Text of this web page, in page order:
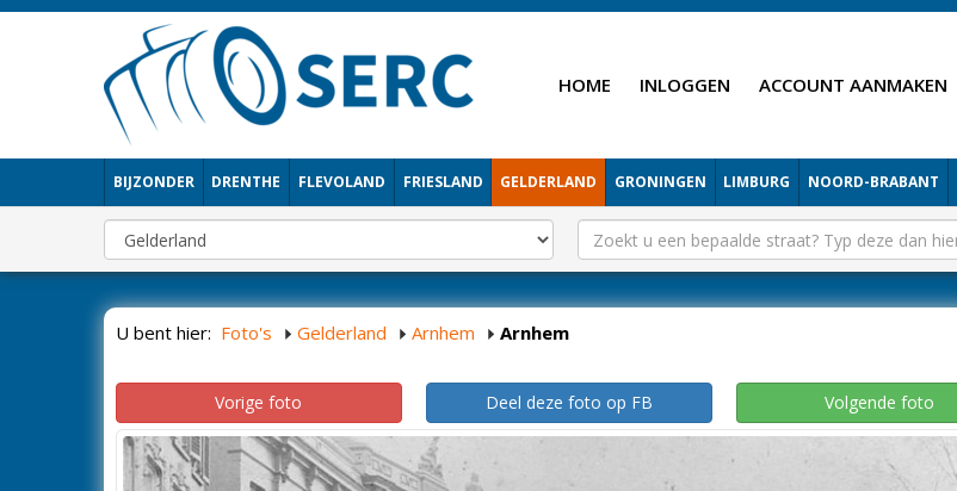
HOME INLOGGEN ACCOUNT AANMAKEN
BIJZONDER DRENTHE FLEVOLAND FRIESLAND GELDERLAND GRONINGEN LIMBURG NOORD-BRABANT
U bent hier: Foto's Gelderland Arnhem Arnhem
Vorige foto Deel deze foto op FB Volgende foto